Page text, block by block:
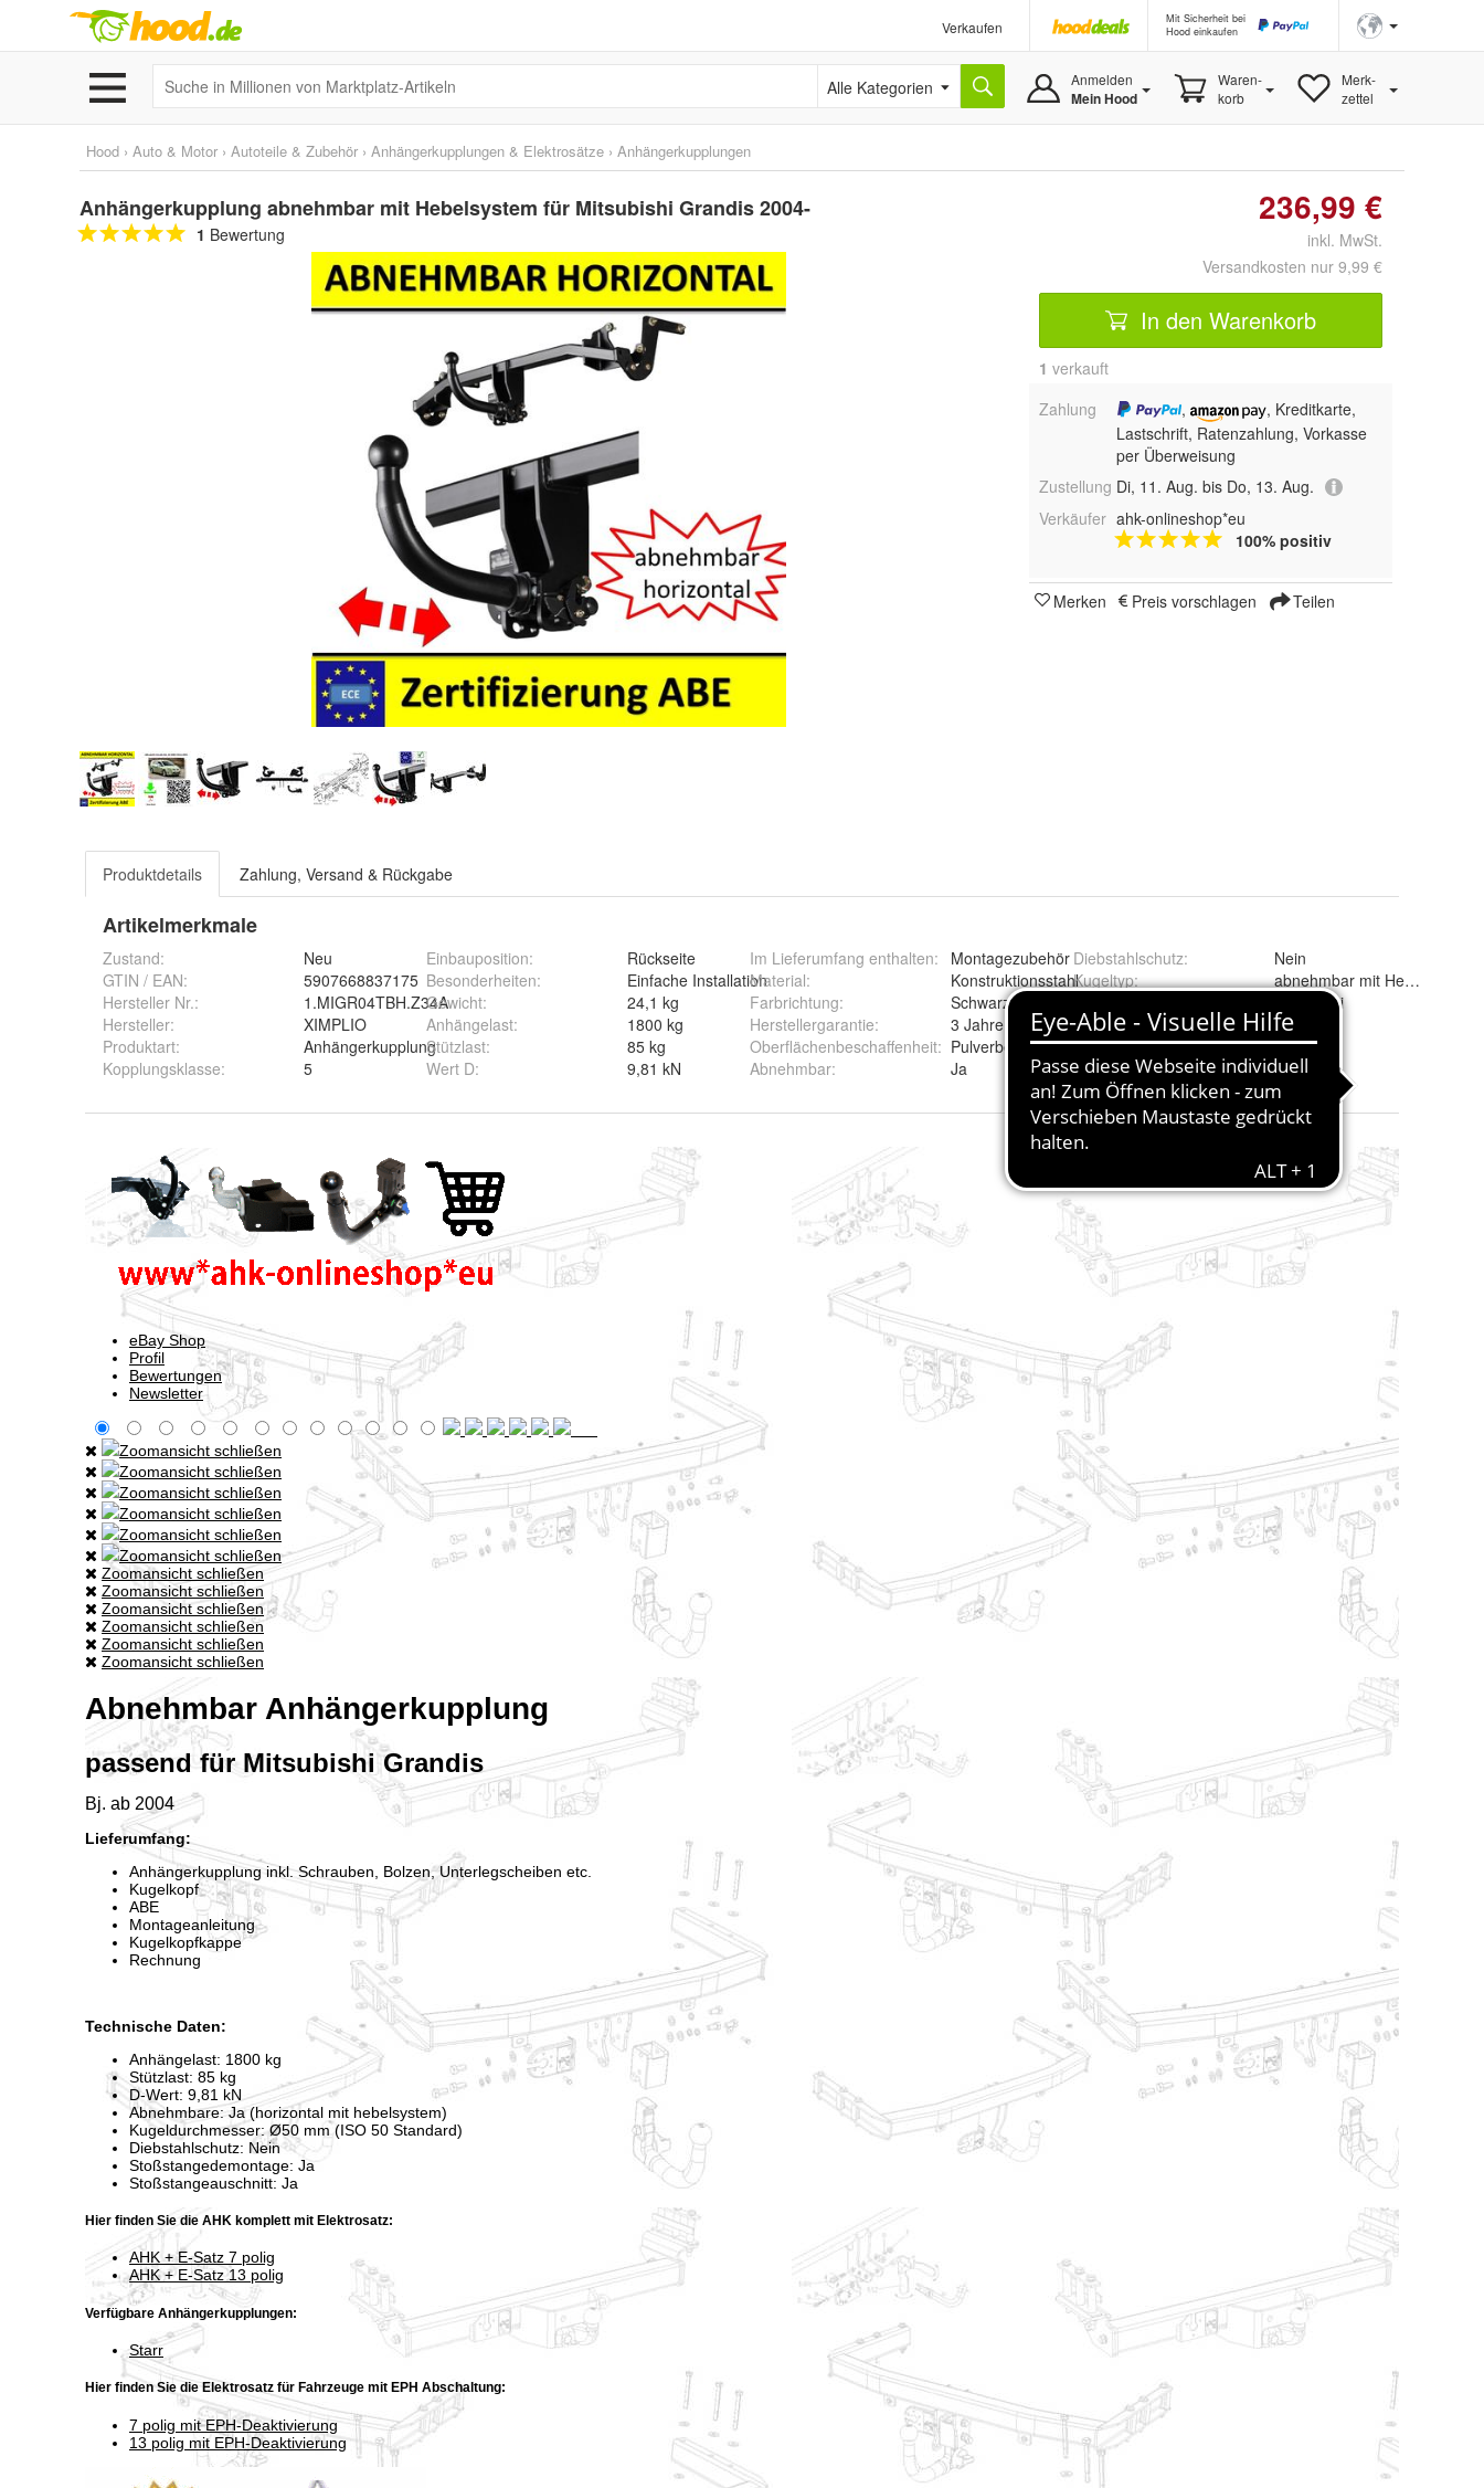
Verkaufen
Mit Sicherheit bei
Hood einkaufen
Alle Kategorien Anmelden
Mein Hood
Waren-
korb
Merk-
zettel
Hood › Auto & Motor › Autoteile & Zubehör › Anhängerkupplungen & Elektrosätze › Anhängerkupplungen
Anhängerkupplung abnehmbar mit Hebelsystem für Mitsubishi Grandis 2004-
1 Bewertung
236,99 €
inkl. MwSt.
Versandkosten nur 9,99 €
In den Warenkorb
1 verkauft
Zahlung
,
, Kreditkarte,
Lastschrift, Ratenzahlung, Vorkasse
per Überweisung
Zustellung Di, 11. Aug. bis Do, 13. Aug.
Verkäufer ahk-onlineshop*eu
100% positiv
Merken Preis vorschlagen Teilen
Produktdetails Zahlung, Versand & Rückgabe
Artikelmerkmale
Zustand:
Neu
GTIN / EAN:
5907668837175
Hersteller Nr.:
1.MIGR04TBH.Z34A
Hersteller:
XIMPLIO
Produktart:
Anhängerkupplung
Kopplungsklasse: 5
Einbauposition:
Rückseite
Besonderheiten:
Einfache Installation
Gewicht:
24,1 kg
Anhängelast:
1800 kg
Stützlast:
85 kg
Wert D: 9,81 kN
Im Lieferumfang enthalten:
Montagezubehör
Material:
Konstruktionsstahl
Farbrichtung:
Schwarz
Herstellergarantie:
3 Jahre
Oberflächenbeschaffenheit: Pulverbeschichtet
Abnehmbar: Ja
Diebstahlschutz:
Nein
Kugeltyp:
abnehmbar mit Hebelsystem
Mitsubishi
Modell:
Grandis
Passend zu Baujahr: 2004-